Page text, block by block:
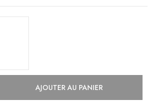
AJOUTER AU PANIER